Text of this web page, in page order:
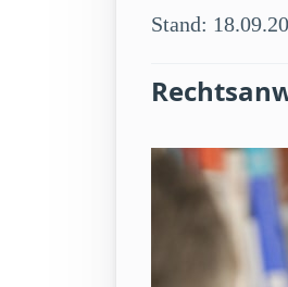
Stand: